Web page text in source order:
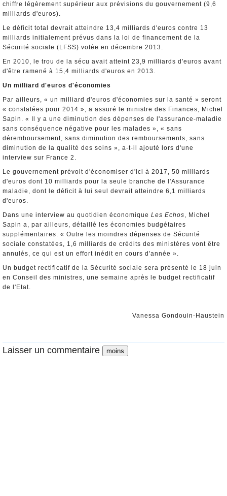
chiffre légèrement supérieur aux prévisions du gouvernement (9,6
milliards d'euros).
Le déficit total devrait atteindre 13,4 milliards d'euros contre 13
milliards initialement prévus dans la loi de financement de la
Sécurité sociale (LFSS) votée en décembre 2013.
En 2010, le trou de la sécu avait atteint 23,9 milliards d'euros avant
d'être ramené à 15,4 milliards d'euros en 2013.
Un milliard d'euros d'économies
Par ailleurs, « un milliard d'euros d'économies sur la santé » seront
« constatées pour 2014 », a assuré le ministre des Finances, Michel
Sapin. « Il y a une diminution des dépenses de l'assurance-maladie
sans conséquence négative pour les malades », « sans
déremboursement, sans diminution des remboursements, sans
diminution de la qualité des soins », a-t-il ajouté lors d'une
interview sur France 2.
Le gouvernement prévoit d'économiser d'ici à 2017, 50 milliards
d'euros dont 10 milliards pour la seule branche de l'Assurance
maladie, dont le déficit à lui seul devrait atteindre 6,1 milliards
d'euros.
Dans une interview au quotidien économique Les Echos, Michel
Sapin a, par ailleurs, détaillé les économies budgétaires
supplémentaires. « Outre les moindres dépenses de Sécurité
sociale constatées, 1,6 milliards de crédits des ministères vont être
annulés, ce qui est un effort inédit en cours d'année ».
Un budget rectificatif de la Sécurité sociale sera présenté le 18 juin
en Conseil des ministres, une semaine après le budget rectificatif
de l'Etat.
Vanessa Gondouin-Haustein
Laisser un commentaire